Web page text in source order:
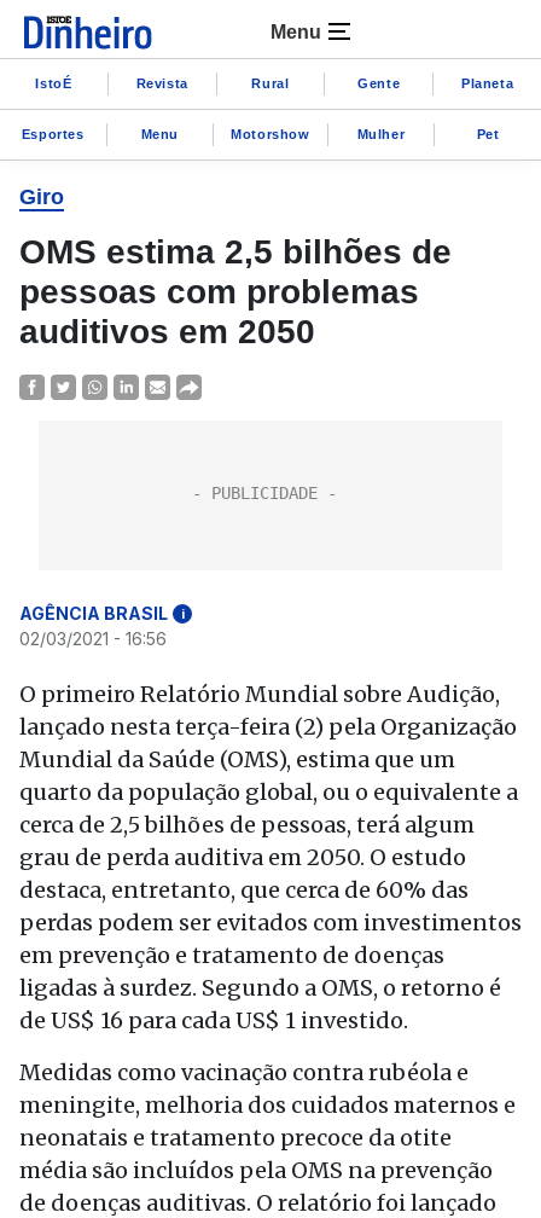
Menu
IstoÉ Revista Rural Gente Planeta
Esportes Menu Motorshow Mulher Pet
Giro
OMS estima 2,5 bilhões de
pessoas com problemas
auditivos em 2050
AGÊNCIA BRASIL i
02/03/2021 - 16:56
O primeiro Relatório Mundial sobre Audição,
lançado nesta terça-feira (2) pela Organização
Mundial da Saúde (OMS), estima que um
quarto da população global, ou o equivalente a
cerca de 2,5 bilhões de pessoas, terá algum
grau de perda auditiva em 2050. O estudo
destaca, entretanto, que cerca de 60% das
perdas podem ser evitados com investimentos
em prevenção e tratamento de doenças
ligadas à surdez. Segundo a OMS, o retorno é
de US$ 16 para cada US$ 1 investido.
Medidas como vacinação contra rubéola e
meningite, melhoria dos cuidados maternos e
neonatais e tratamento precoce da otite
média são incluídos pela OMS na prevenção
de doenças auditivas. O relatório foi lançado